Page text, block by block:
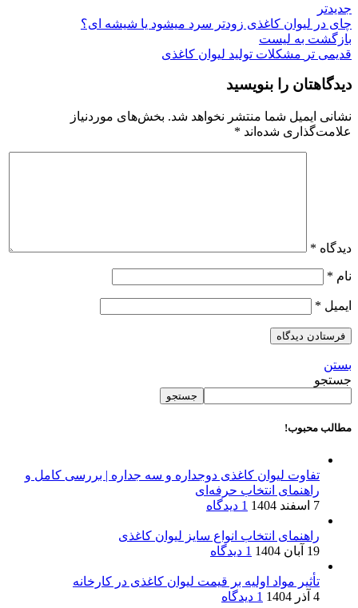
جدیدتر
چای در لیوان کاغذی زودتر سرد میشود یا شیشه ای؟
بازگشت به لیست
قدیمی تر مشکلات تولید لیوان کاغذی
دیدگاهتان را بنویسید
نشانی ایمیل شما منتشر نخواهد شد. بخش‌های موردنیاز
علامت‌گذاری شده‌اند *
دیدگاه *
نام *
ایمیل *
بستن
جستجو
جستجو
مطالب محبوب!
تفاوت لیوان کاغذی دوجداره و سه جداره | بررسی کامل و
راهنمای انتخاب حرفه‌ای
7 اسفند 1404
1 دیدگاه
راهنمای انتخاب انواع سایز لیوان کاغذی
19 آبان 1404
1 دیدگاه
تأثیر مواد اولیه بر قیمت لیوان کاغذی در کارخانه
4 آذر 1404
1 دیدگاه